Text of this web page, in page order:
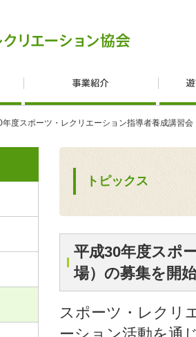
年度スポーツ・レクリエーション指導者養成講習
トピックス
平成30年度スポ
場）の募集を開
スポーツ・レクリ